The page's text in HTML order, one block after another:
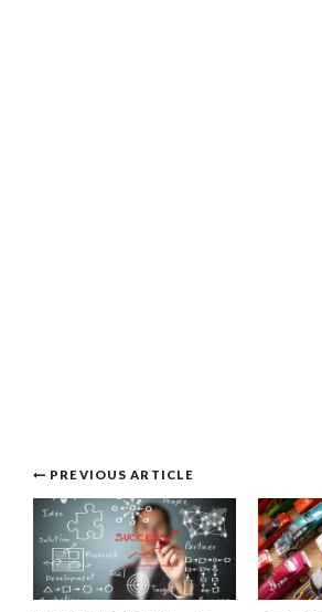
Post
navigation
PREVIOUS ARTICLE